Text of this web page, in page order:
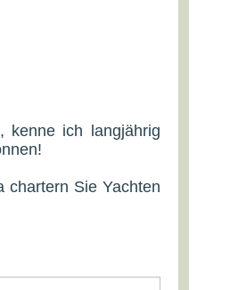
kenne ich langjährig
chartern Sie Yachten